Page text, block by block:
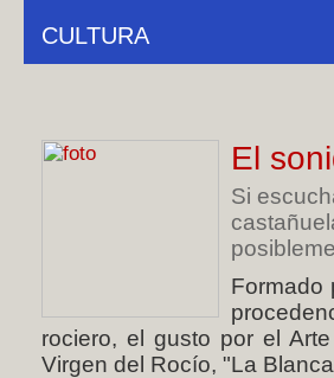
CULTURA
El
Si
Formado
rociero, el gusto por el
Virgen del Rocío, "La